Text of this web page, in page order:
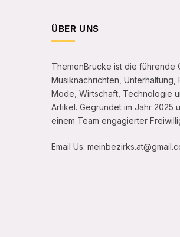
ÜBER UNS
ThemenBrucke ist die führende
Musiknachrichten, Unterhaltung,
Mode, Wirtschaft, Technologie
Artikel. Gegründet im Jahr 2025
einem Team engagierter
Email Us: